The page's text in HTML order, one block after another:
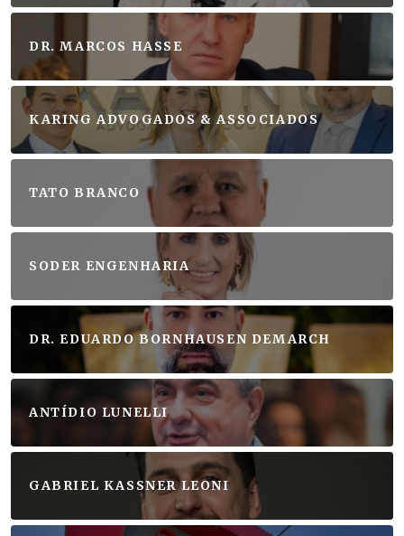
DR. MARCOS HASSE
KARING ADVOGADOS & ASSOCIADOS
TATO BRANCO
SODER ENGENHARIA
DR. EDUARDO BORNHAUSEN DEMARCH
ANTÍDIO LUNELLI
GABRIEL KASSNER LEONI